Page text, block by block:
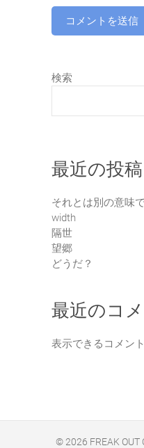
検索
最近の投稿
それとは別の意味
width
隔世
望郷
どうだ？
最近のコ
表示できるコメン
© 2026 FREAK OUT